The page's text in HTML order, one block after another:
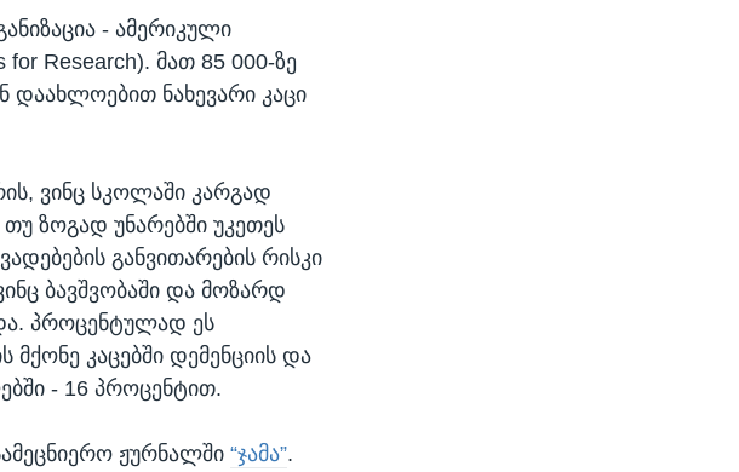
- ამერიკული
Research). მათ 85 000-ზე
დაახლოებით ნახევარი კაცი
ვინც სკოლაში კარგად
ზოგად უნარებში უკეთეს
განვითარების რისკი
ბავშვობაში და მოზარდ
პროცენტულად ეს
მქონე კაცებში დემენციის და
- 16 პროცენტით.
ჟურნალში“ჯამა”.